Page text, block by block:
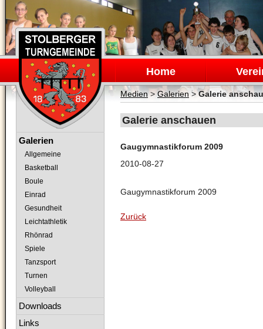
Navigation
überspringen
Home
Medien>Galerien >Galerie
Galerie anschauen
Gaugymnastikforum 2009
2010-08-27
Gaugymnastikforum 2009
Zurück
Navigation
Galerien
Allgemeine
Basketball
Boule
Einrad
Gesundheit
Leichtathletik
Rhönrad
Spiele
Tanzsport
Turnen
Volleyball
Downloads
Links